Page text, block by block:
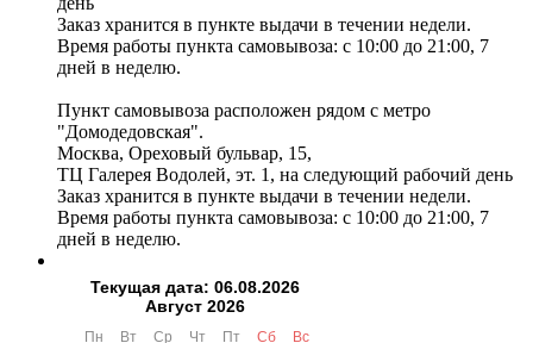
Заказ хранится в пункте выдачи в течении недели.
Время работы пункта самовывоза: с 10:00 до 21:00, 7
дней в неделю.
Пункт самовывоза расположен рядом с метро
"Домодедовская".
Москва, Ореховый бульвар, 15,
ТЦ Галерея Водолей, эт. 1, на следующий рабочий день
Заказ хранится в пункте выдачи в течении недели.
Время работы пункта самовывоза: с 10:00 до 21:00, 7
дней в неделю.
Текущая дата: 06.08.2026
Август 2026
Пн Вт Ср Чт Пт Сб Вс